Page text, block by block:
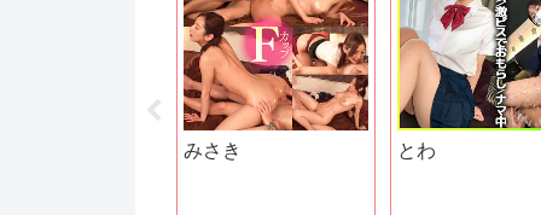
みさき とわ